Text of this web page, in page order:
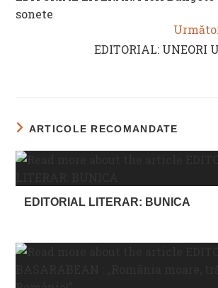
ARTICLES
sonete
EDITORIAL: UNEORI
ARTICOLE RECOMANDATE
EDITORIAL LITERAR: BUNICA